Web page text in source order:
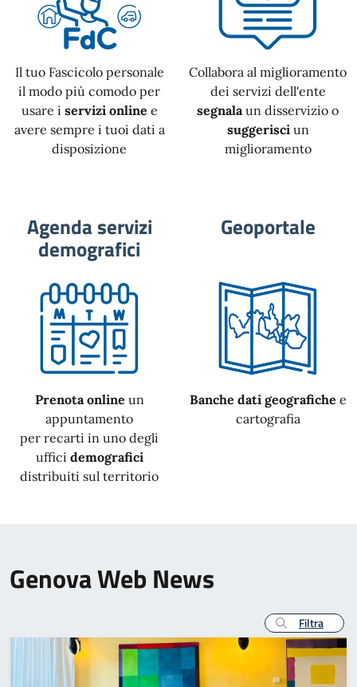
Il tuo Fascicolo personale
il modo più comodo per
usare i servizi online e
avere sempre i tuoi dati a
disposizione
Collabora al miglioramento
dei servizi dell'ente
segnala un disservizio o
suggerisciun
miglioramento
Agenda servizi
demografici
Prenota online un
appuntamento
per recarti in uno degli
uffici demografici
distribuiti sul territorio
Geoportale
Banche dati geografiche e
cartografia
Genova Web News
Filtra